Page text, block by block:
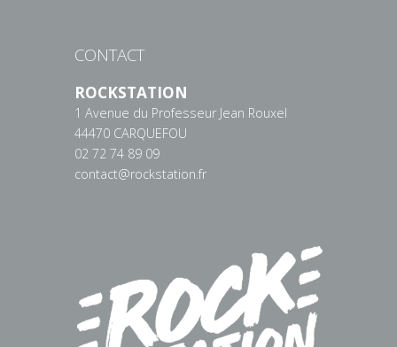
CONTACT
ROCKSTATION
1 Avenue du Professeur Jean Rouxel
44470 CARQUEFOU
02 72 74 89 09
contact@rockstation.fr